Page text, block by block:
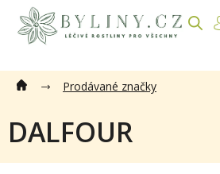
obsah
Prodávané značky
DALFOUR